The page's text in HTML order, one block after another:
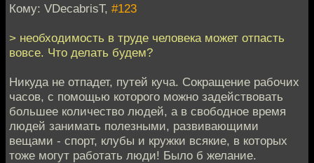
Кому: VDecabrisT, #123
> необходимость в труде человека может отпасть
вовсе. Что делать будем?
Никуда не отпадет, путей куча. Сокращение рабочих
часов, с помощью которого можно задействовать
большее количество людей, а в свободное время
людей занимать полезными, развивающими
вещами - спорт, клубы и кружки всякие, в которых
тоже могут работать люди! Было б желание.